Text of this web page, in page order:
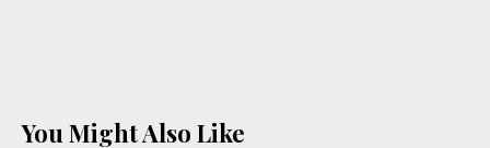
You Might Also Like